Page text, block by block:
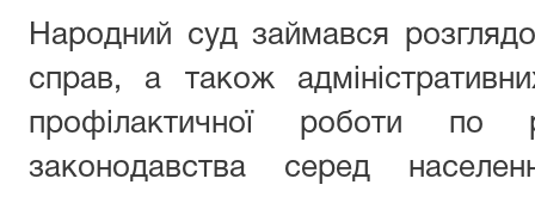
Народний суд займався
справ, а також
профілактичної роботи по
законодавства серед